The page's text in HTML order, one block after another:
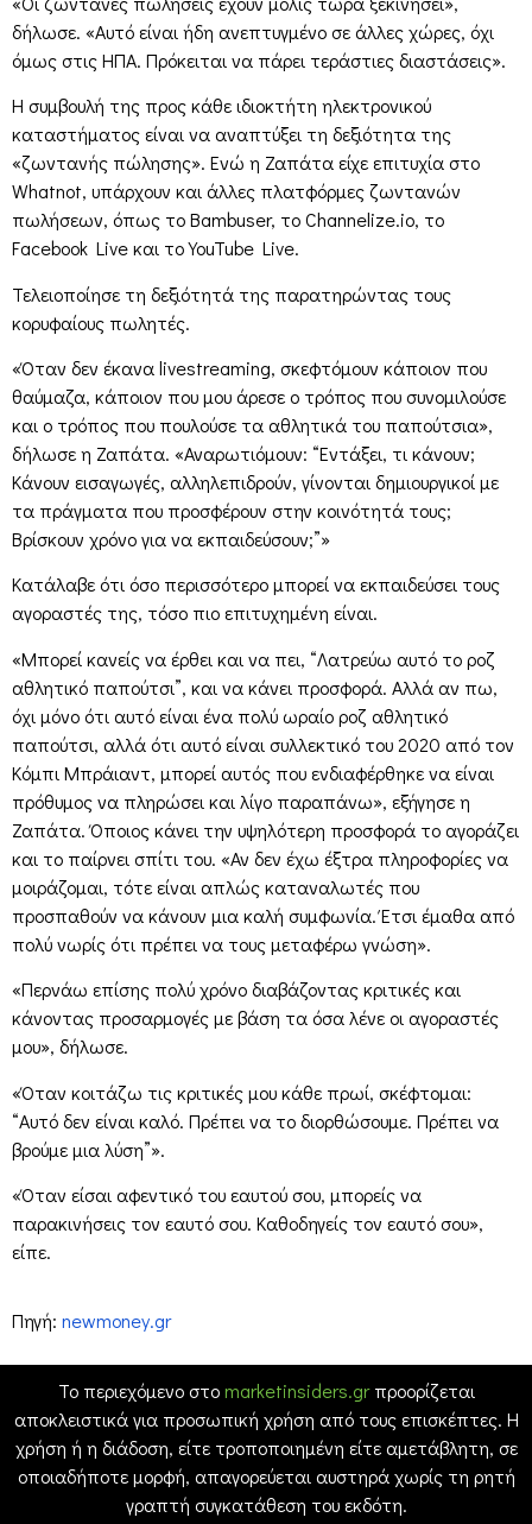
δήλωσε. «Αυτό είναι ήδη ανεπτυγμένο σε άλλες χώρες, όχι
όμως στις ΗΠΑ. Πρόκειται να πάρει τεράστιες διαστάσεις».
Η συμβουλή της προς κάθε ιδιοκτήτη ηλεκτρονικού
καταστήματος είναι να αναπτύξει τη δεξιότητα της
«ζωντανής πώλησης». Ενώ η Ζαπάτα είχε επιτυχία στο
Whatnot, υπάρχουν και άλλες πλατφόρμες ζωντανών
πωλήσεων, όπως το Bambuser, το Channelize.io, το
Facebook Live και το YouTube Live.
Τελειοποίησε τη δεξιότητά της παρατηρώντας τους
κορυφαίους πωλητές.
«Όταν δεν έκανα livestreaming, σκεφτόμουν κάποιον που
θαύμαζα, κάποιον που μου άρεσε ο τρόπος που συνομιλούσε
και ο τρόπος που πουλούσε τα αθλητικά του παπούτσια»,
δήλωσε η Ζαπάτα. «Αναρωτιόμουν: “Εντάξει, τι κάνουν;
Κάνουν εισαγωγές, αλληλεπιδρούν, γίνονται δημιουργικοί με
τα πράγματα που προσφέρουν στην κοινότητά τους;
Βρίσκουν χρόνο για να εκπαιδεύσουν;”»
Κατάλαβε ότι όσο περισσότερο μπορεί να εκπαιδεύσει τους
αγοραστές της, τόσο πιο επιτυχημένη είναι.
«Μπορεί κανείς να έρθει και να πει, “Λατρεύω αυτό το ροζ
αθλητικό παπούτσι”, και να κάνει προσφορά. Αλλά αν πω,
όχι μόνο ότι αυτό είναι ένα πολύ ωραίο ροζ αθλητικό
παπούτσι, αλλά ότι αυτό είναι συλλεκτικό του 2020 από τον
Κόμπι Μπράιαντ, μπορεί αυτός που ενδιαφέρθηκε να είναι
πρόθυμος να πληρώσει και λίγο παραπάνω», εξήγησε η
Ζαπάτα. Όποιος κάνει την υψηλότερη προσφορά το αγοράζει
και το παίρνει σπίτι του. «Αν δεν έχω έξτρα πληροφορίες να
μοιράζομαι, τότε είναι απλώς καταναλωτές που
προσπαθούν να κάνουν μια καλή συμφωνία. Έτσι έμαθα από
πολύ νωρίς ότι πρέπει να τους μεταφέρω γνώση».
«Περνάω επίσης πολύ χρόνο διαβάζοντας κριτικές και
κάνοντας προσαρμογές με βάση τα όσα λένε οι αγοραστές
μου», δήλωσε.
«Όταν κοιτάζω τις κριτικές μου κάθε πρωί, σκέφτομαι:
“Αυτό δεν είναι καλό. Πρέπει να το διορθώσουμε. Πρέπει να
βρούμε μια λύση”».
«Όταν είσαι αφεντικό του εαυτού σου, μπορείς να
παρακινήσεις τον εαυτό σου. Καθοδηγείς τον εαυτό σου»,
είπε.
Πηγή: newmoney.gr
Το περιεχόμενο στοmarketinsiders.grπροορίζεται
αποκλειστικά για προσωπική χρήση από τους επισκέπτες. Η
χρήση ή η διάδοση, είτε τροποποιημένη είτε αμετάβλητη, σε
οποιαδήποτε μορφή, απαγορεύεται αυστηρά χωρίς τη ρητή
γραπτή συγκατάθεση του εκδότη.